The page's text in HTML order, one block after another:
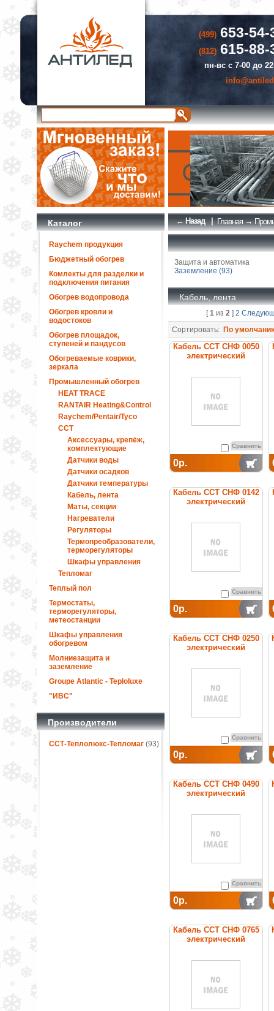
(499)653-54-
(812)615-88-
пн-вс с 7-00 до
Каталог
Raychem продукция
Бюджетный обогрев
Комлекты для разделки и
подключения питания
Обогрев водопровода
Обогрев кровли и
водостоков
Обогрев площадок,
ступеней и пандусов
Обогреваемые коврики,
зеркала
Промышленный обогрев
HEAT TRACE
RANTAIR Heating&Control
Raychem/Pentair/Tyco
ССТ
Аксессуары, крепёж,
комплектующие
Датчики воды
Датчики осадков
Датчики температуры
Кабель, лента
Маты, секции
Нагреватели
Регуляторы
Термопреобразователи,
терморегуляторы
Шкафы управления
Тепломаг
Теплый пол
Термостаты,
терморегуляторы,
метеостанции
Шкафы управления
обогревом
Молниезащита и
заземление
Groupe Atlantic - Teploluxe
"ИВС"
Производители
ССТ-Теплолюкс-Тепломаг(93)
← Назад | Главная→
Защита и автоматика
Заземление (93)
Кабель, лента
[1из 2] 2
Сортировать: По
Кабель ССТ СНФ 0050
электрический
Сравнить
0р.
Кабель ССТ СНФ 0142
электрический
Сравнить
0р.
Кабель ССТ СНФ 0250
электрический
Сравнить
0р.
Кабель ССТ СНФ 0490
электрический
Сравнить
0р.
Кабель ССТ СНФ 0765
электрический